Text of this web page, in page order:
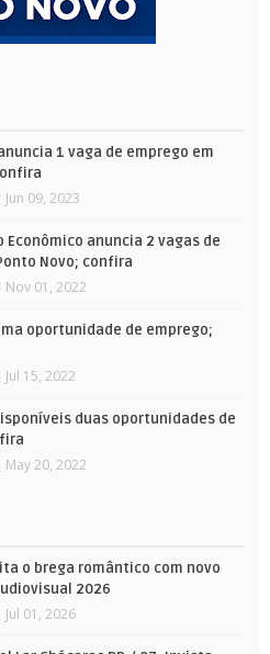
1 vaga de emprego em
Jun 09, 2023
Econômico anuncia 2 vagas de
Novo; confira
Nov 01, 2022
oportunidade de emprego;
Jul 15, 2022
duas oportunidades de
May 20, 2022
o brega romântico com novo
2026
Jul 01, 2026